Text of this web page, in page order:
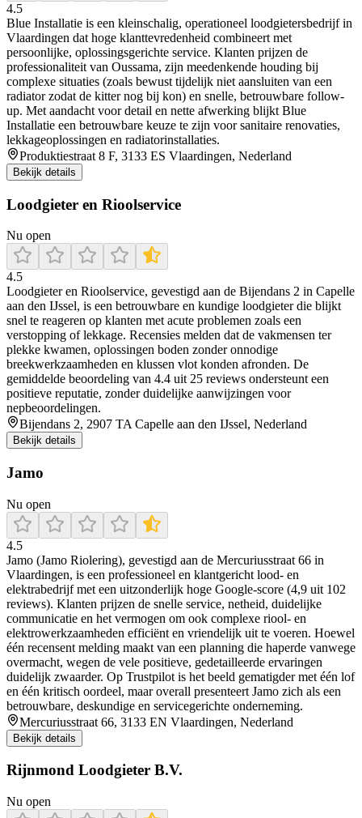
4.5
Blue Installatie is een kleinschalig, operationeel loodgietersbedrijf in
Vlaardingen dat hoge klanttevredenheid combineert met
persoonlijke, oplossingsgerichte service. Klanten prijzen de
professionaliteit van Oussama, zijn meedenkende houding bij
complexe situaties (zoals bewust tijdelijk niet aansluiten van een
radiator zodat de kitter nog bij kon) en snelle, betrouwbare follow-
up. Met aandacht voor detail en nette afwerking blijkt Blue
Installatie een betrouwbare keuze te zijn voor sanitaire renovaties,
lekkageoplossingen en radiatorinstallaties.
Produktiestraat 8 F, 3133 ES Vlaardingen, Nederland
Bekijk details
Loodgieter en Rioolservice
Nu open
4.5
Loodgieter en Rioolservice, gevestigd aan de Bijendans 2 in Capelle
aan den IJssel, is een betrouwbare en kundige loodgieter die blijkt
snel te reageren op klanten met acute problemen zoals een
verstopping of lekkage. Recensies melden dat de vakmensen ter
plekke kwamen, oplossingen boden zonder onnodige
breekwerkzaamheden en klussen vlot konden afronden. De
gemiddelde beoordeling van 4.4 uit 25 reviews ondersteunt een
positieve reputatie, zonder duidelijke aanwijzingen voor
nepbeoordelingen.
Bijendans 2, 2907 TA Capelle aan den IJssel, Nederland
Bekijk details
Jamo
Nu open
4.5
Jamo (Jamo Riolering), gevestigd aan de Mercuriusstraat 66 in
Vlaardingen, is een professioneel en klantgericht lood- en
elektrabedrijf met een uitzonderlijk hoge Google-score (4,9 uit 102
reviews). Klanten prijzen de snelle service, netheid, duidelijke
communicatie en het vermogen om ook complexe riool- en
elektrowerkzaamheden efficiënt en vriendelijk uit te voeren. Hoewel
één recensent melding maakt van een planning die haperde vanwege
overmacht, wegen de vele positieve, gedetailleerde ervaringen
duidelijk zwaarder. Op Trustpilot is het beeld gematigder met één lof
en één kritisch oordeel, maar overall presenteert Jamo zich als een
betrouwbare, deskundige en servicegerichte onderneming.
Mercuriusstraat 66, 3133 EN Vlaardingen, Nederland
Bekijk details
Rijnmond Loodgieter B.V.
Nu open